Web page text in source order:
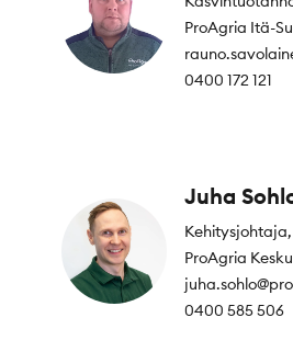
ProAgria Itä-
0400 172 121
Juha
ProAgria
0400 585 506